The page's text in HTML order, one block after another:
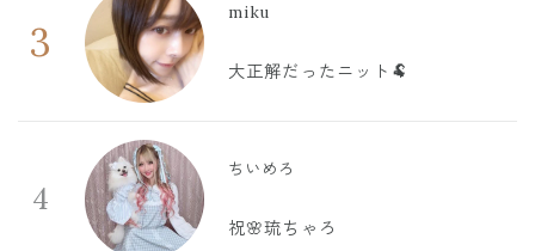
3
miku
大正解だったニット🐏
4
ちいめろ
祝🌸琉ちゃろ